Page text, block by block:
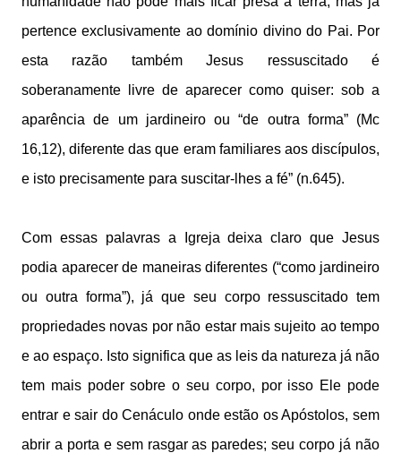
pertence exclusivamente ao domínio divino do Pai. Por
esta razão também Jesus ressuscitado é
soberanamente livre de aparecer como quiser: sob a
aparência de um jardineiro ou “de outra forma” (Mc
16,12), diferente das que eram familiares aos discípulos,
e isto precisamente para suscitar-lhes a fé” (n.645).
Com essas palavras a Igreja deixa claro que Jesus
podia aparecer de maneiras diferentes (“como jardineiro
ou outra forma”), já que seu corpo ressuscitado tem
propriedades novas por não estar mais sujeito ao tempo
e ao espaço. Isto significa que as leis da natureza já não
tem mais poder sobre o seu corpo, por isso Ele pode
entrar e sair do Cenáculo onde estão os Apóstolos, sem
abrir a porta e sem rasgar as paredes; seu corpo já não